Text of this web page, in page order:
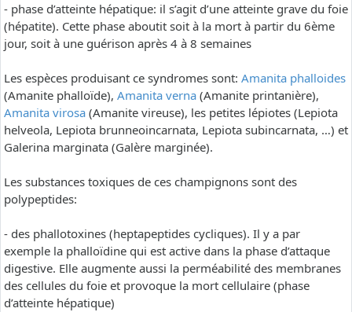
- phase d’atteinte hépatique: il s’agit d’une atteinte grave du foie
(hépatite). Cette phase aboutit soit à la mort à partir du 6ème
jour, soit à une guérison après 4 à 8 semaines
Les espèces produisant ce syndromes sont: Amanita phalloides
(Amanite phalloïde), Amanita verna (Amanite printanière),
Amanita virosa (Amanite vireuse), les petites lépiotes (Lepiota
helveola, Lepiota brunneoincarnata, Lepiota subincarnata, …) et
Galerina marginata (Galère marginée).
Les substances toxiques de ces champignons sont des
polypeptides:
- des phallotoxines (heptapeptides cycliques). Il y a par
exemple la phalloïdine qui est active dans la phase d’attaque
digestive. Elle augmente aussi la perméabilité des membranes
des cellules du foie et provoque la mort cellulaire (phase
d’atteinte hépatique)